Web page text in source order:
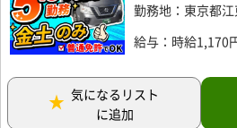
勤務地：東京都
給与：時給1,170
気になるリスト
に追加